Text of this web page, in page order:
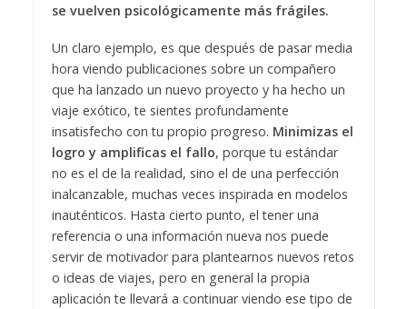
se vuelven psicológicamente más frágiles.
Un claro ejemplo, es que después de pasar media
hora viendo publicaciones sobre un compañero
que ha lanzado un nuevo proyecto y ha hecho un
viaje exótico, te sientes profundamente
insatisfecho con tu propio progreso. Minimizas el
logro y amplificas el fallo, porque tu estándar
no es el de la realidad, sino el de una perfección
inalcanzable, muchas veces inspirada en modelos
inauténticos. Hasta cierto punto, el tener una
referencia o una información nueva nos puede
servir de motivador para plantearnos nuevos retos
o ideas de viajes, pero en general la propia
aplicación te llevará a continuar viendo ese tipo de